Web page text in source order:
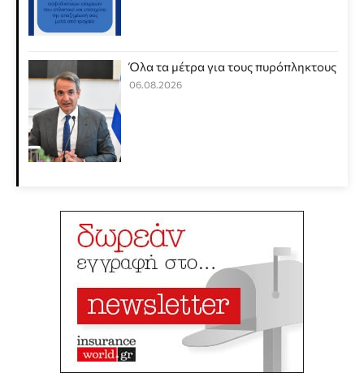
Όλα τα μέτρα για τους πυρόπληκτους
06.08.2026